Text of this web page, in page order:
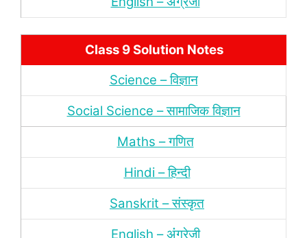
Class 9 Solution Notes
Science – विज्ञान
Social Science – सामाजिक विज्ञान
Maths – गणित
Hindi – हिन्‍दी
Sanskrit – संस्‍कृत
English – अंंग्रेजी